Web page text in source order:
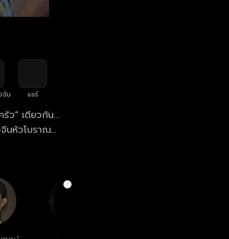
ฉัน แชร์
ว” เดียวกัน...
นหัวโบราณ
วัน เขาจะ